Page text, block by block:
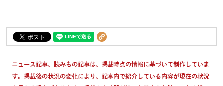
ニュース記事、読みもの記事は、掲載時点の情報に基づいて制作していま
す。掲載後の状況の変化により、記事内で紹介している内容が現在の状況